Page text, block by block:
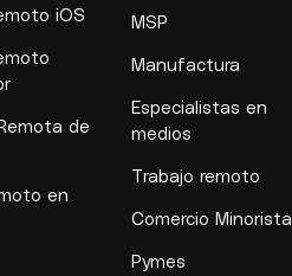
iOS
de
en
MSP
Manufactura
Especialistas en
medios
Trabajo remoto
Comercio Minorista
Pymes